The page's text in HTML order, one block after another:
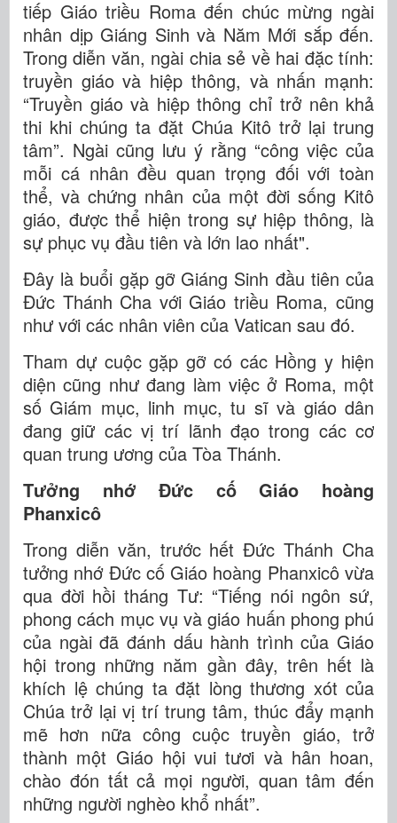
tiếp Giáo triều Roma đến chúc mừng ngài
nhân dịp Giáng Sinh và Năm Mới sắp đến.
Trong diễn văn, ngài chia sẻ về hai đặc tính:
truyền giáo và hiệp thông, và nhấn mạnh:
“Truyền giáo và hiệp thông chỉ trở nên khả
thi khi chúng ta đặt Chúa Kitô trở lại trung
tâm”. Ngài cũng lưu ý rằng “công việc của
mỗi cá nhân đều quan trọng đối với toàn
thể, và chứng nhân của một đời sống Kitô
giáo, được thể hiện trong sự hiệp thông, là
sự phục vụ đầu tiên và lớn lao nhất".
Đây là buổi gặp gỡ Giáng Sinh đầu tiên của
Đức Thánh Cha với Giáo triều Roma, cũng
như với các nhân viên của Vatican sau đó.
Tham dự cuộc gặp gỡ có các Hồng y hiện
diện cũng như đang làm việc ở Roma, một
số Giám mục, linh mục, tu sĩ và giáo dân
đang giữ các vị trí lãnh đạo trong các cơ
quan trung ương của Tòa Thánh.
Tưởng nhớ Đức cố Giáo hoàng
Phanxicô
Trong diễn văn, trước hết Đức Thánh Cha
tưởng nhớ Đức cố Giáo hoàng Phanxicô vừa
qua đời hồi tháng Tư: “Tiếng nói ngôn sứ,
phong cách mục vụ và giáo huấn phong phú
của ngài đã đánh dấu hành trình của Giáo
hội trong những năm gần đây, trên hết là
khích lệ chúng ta đặt lòng thương xót của
Chúa trở lại vị trí trung tâm, thúc đẩy mạnh
mẽ hơn nữa công cuộc truyền giáo, trở
thành một Giáo hội vui tươi và hân hoan,
chào đón tất cả mọi người, quan tâm đến
những người nghèo khổ nhất”.